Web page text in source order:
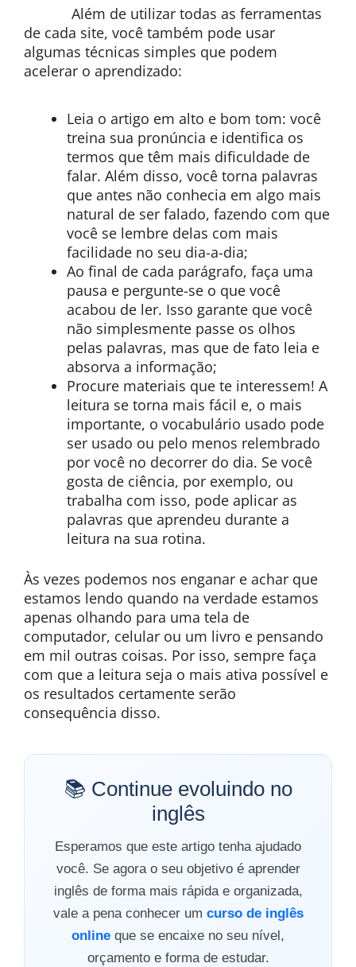
Além de utilizar todas as ferramentas
de cada site, você também pode usar
algumas técnicas simples que podem
acelerar o aprendizado:
Leia o artigo em alto e bom tom: você
treina sua pronúncia e identifica os
termos que têm mais dificuldade de
falar. Além disso, você torna palavras
que antes não conhecia em algo mais
natural de ser falado, fazendo com que
você se lembre delas com mais
facilidade no seu dia-a-dia;
Ao final de cada parágrafo, faça uma
pausa e pergunte-se o que você
acabou de ler. Isso garante que você
não simplesmente passe os olhos
pelas palavras, mas que de fato leia e
absorva a informação;
Procure materiais que te interessem! A
leitura se torna mais fácil e, o mais
importante, o vocabulário usado pode
ser usado ou pelo menos relembrado
por você no decorrer do dia. Se você
gosta de ciência, por exemplo, ou
trabalha com isso, pode aplicar as
palavras que aprendeu durante a
leitura na sua rotina.
Às vezes podemos nos enganar e achar que
estamos lendo quando na verdade estamos
apenas olhando para uma tela de
computador, celular ou um livro e pensando
em mil outras coisas. Por isso, sempre faça
com que a leitura seja o mais ativa possível e
os resultados certamente serão
consequência disso.
📚 Continue evoluindo no
inglês
Esperamos que este artigo tenha ajudado
você. Se agora o seu objetivo é aprender
inglês de forma mais rápida e organizada,
vale a pena conhecer um curso de inglês
online que se encaixe no seu nível,
orçamento e forma de estudar.